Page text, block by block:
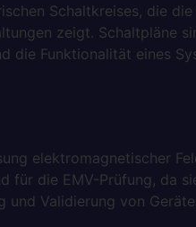
Schaltkreises, die
zeigt. Schaltpläne
die Funktionalität eines
elektromagnetischer
für die EMV-Prüfung, da
und Validierung von